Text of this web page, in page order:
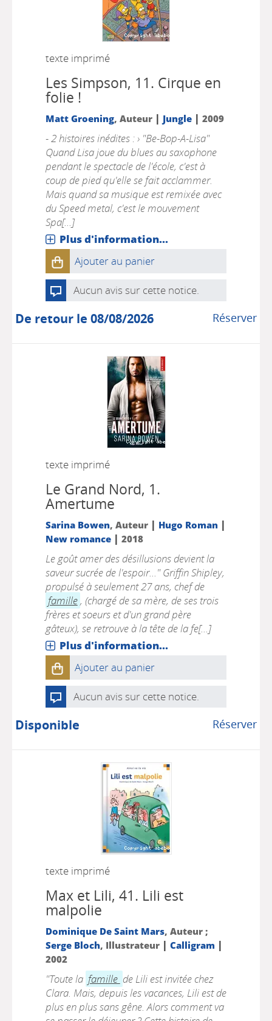
texte imprimé
Les Simpson, 11. Cirque en
folie !
Matt Groening, Auteur | Jungle| 2009
- 2 histoires inédites : › "Be-Bop-A-Lisa"
Quand Lisa joue du blues au saxophone
pendant le spectacle de l'école, c'est à
coup de pied qu'elle se fait acclammer.
Mais quand sa musique est remixée avec
du Speed metal, c'est le mouvement
Spa[...]
Plus d'information...
Ajouter au panier
Aucun avis sur cette notice.
Réserver
De retour le 08/08/2026
texte imprimé
Le Grand Nord, 1.
Amertume
Sarina Bowen, Auteur | Hugo Roman |
New romance| 2018
Le goût amer des désillusions devient la
saveur sucrée de l'espoir..." Griffin Shipley,
propulsé à seulement 27 ans, chef de
famille, (chargé de sa mère, de ses trois
frères et soeurs et d'un grand père
gâteux), se retrouve à la tête de la fe[...]
Plus d'information...
Ajouter au panier
Aucun avis sur cette notice.
Réserver
Disponible
texte imprimé
Max et Lili, 41. Lili est
malpolie
Dominique De Saint Mars, Auteur ;
Serge Bloch, Illustrateur | Calligram |
2002
"Toute la famille de Lili est invitée chez
Clara. Mais, depuis les vacances, Lili est de
plus en plus sans gêne. Alors comment va